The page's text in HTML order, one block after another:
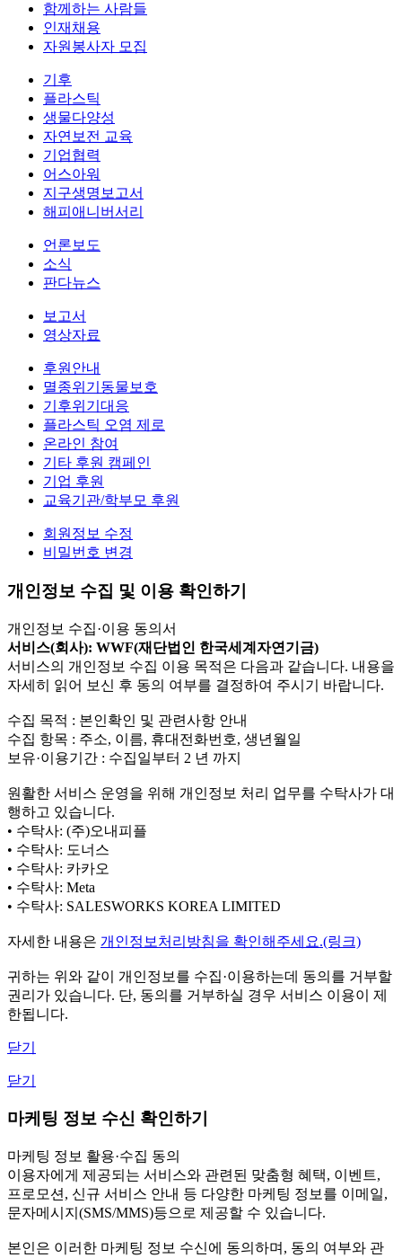
함께하는 사람들
인재채용
자원봉사자 모집
기후
플라스틱
생물다양성
자연보전 교육
기업협력
어스아워
지구생명보고서
해피애니버서리
언론보도
소식
판다뉴스
보고서
영상자료
후원안내
멸종위기동물보호
기후위기대응
플라스틱 오염 제로
온라인 참여
기타 후원 캠페인
기업 후원
교육기관/학부모 후원
회원정보 수정
비밀번호 변경
개인정보 수집 및 이용 확인하기
개인정보 수집·이용 동의서
서비스(회사): WWF(재단법인 한국세계자연기금)
서비스의 개인정보 수집 이용 목적은 다음과 같습니다. 내용을
자세히 읽어 보신 후 동의 여부를 결정하여 주시기 바랍니다.
수집 목적 : 본인확인 및 관련사항 안내
수집 항목 : 주소, 이름, 휴대전화번호, 생년월일
보유·이용기간 : 수집일부터 2 년 까지
원활한 서비스 운영을 위해 개인정보 처리 업무를 수탁사가 대
행하고 있습니다.
• 수탁사: (주)오내피플
• 수탁사: 도너스
• 수탁사: 카카오
• 수탁사: Meta
• 수탁사: SALESWORKS KOREA LIMITED
자세한 내용은 개인정보처리방침을 확인해주세요.(링크)
귀하는 위와 같이 개인정보를 수집·이용하는데 동의를 거부할
권리가 있습니다. 단, 동의를 거부하실 경우 서비스 이용이 제
한됩니다.
닫기
닫기
마케팅 정보 수신 확인하기
마케팅 정보 활용·수집 동의
이용자에게 제공되는 서비스와 관련된 맞춤형 혜택, 이벤트,
프로모션, 신규 서비스 안내 등 다양한 마케팅 정보를 이메일,
문자메시지(SMS/MMS)등으로 제공할 수 있습니다.
본인은 이러한 마케팅 정보 수신에 동의하며, 동의 여부와 관